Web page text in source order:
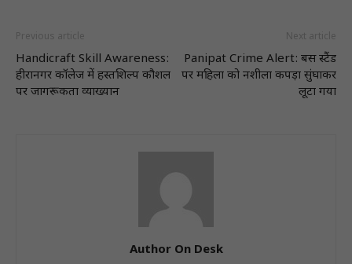
Previous article
Handicraft Skill Awareness:
हीरानगर कॉलेज में हस्तशिल्प कौशल
पर जागरूकता व्याख्यान
Next article
Panipat Crime Alert: बस स्टैंड
पर महिला को नशीला कपड़ा सुंघाकर
लूटा गया
Author On Desk